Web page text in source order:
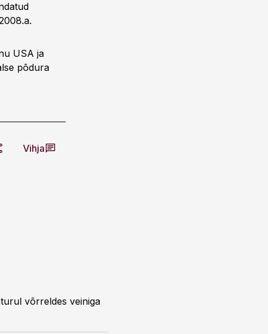
USA ja
põdura
Vihja